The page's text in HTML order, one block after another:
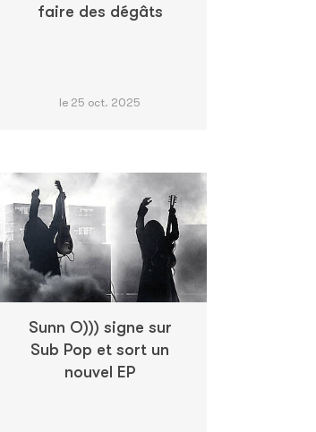
faire des dégâts
le 25 oct. 2025
Sunn O))) signe sur
Sub Pop et sort un
nouvel EP